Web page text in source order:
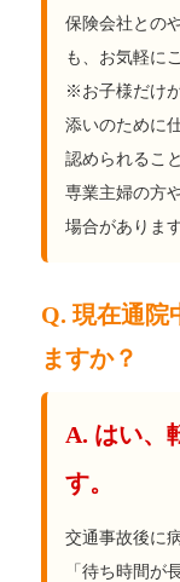
保険会社との
も、お気軽に
※お子様だけ
添いのために
認められるこ
専業主婦の方
場合がありま
Q. 現在通院
ますか？
A. はい、
す。
交通事故後に
「待ち時間が